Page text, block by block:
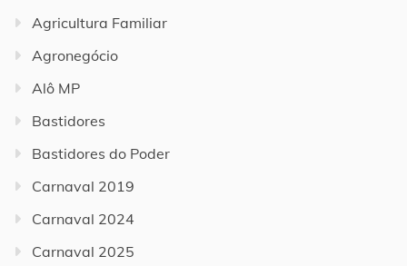
Agricultura Familiar
Agronegócio
Alô MP
Bastidores
Bastidores do Poder
Carnaval 2019
Carnaval 2024
Carnaval 2025